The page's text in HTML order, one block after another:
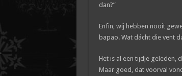
dan?”
Enfin, wij hebben nooit
bapao. Wat dácht die vent
Het is al een tijdje geleden,
Maar goed, dat voorval